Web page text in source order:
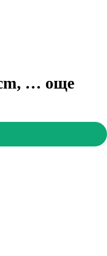
, … още